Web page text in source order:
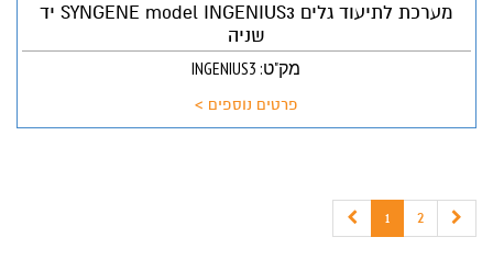
מערכת לתיעוד גלים SYNGENE model INGENIUS3 יד
שניה
מק"ט: INGENIUS3
פרטים נוספים >
1 2